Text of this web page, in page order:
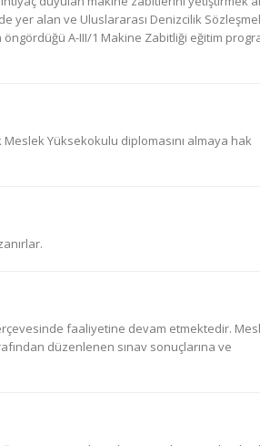
yer alan ve Uluslararası Denizcilik
öngördüğü A-III/1 Makine Zabitliği eğitim
Yüksekokulu diplomasını almaya hak
faaliyetine devam etmektedir.
düzenlenen sınav sonuçlarına ve